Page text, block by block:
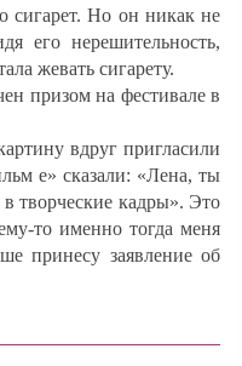
сигарет. Но он никак не
его нерешительность,
жевать сигарету.
призом на фестивале в
вдруг пригласили
е» сказали: «Лена, ты
творческие кадры». Это
то именно тогда меня
принесу заявление об